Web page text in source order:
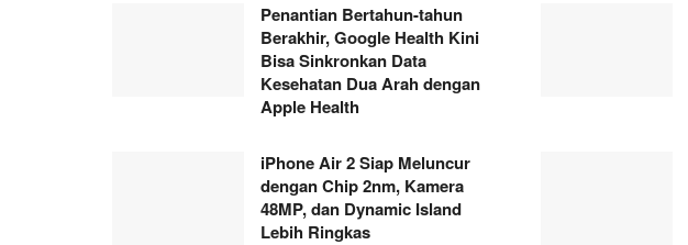
Penantian Bertahun-tahun
Berakhir, Google Health Kini
Bisa Sinkronkan Data
Kesehatan Dua Arah dengan
Apple Health
iPhone Air 2 Siap Meluncur
dengan Chip 2nm, Kamera
48MP, dan Dynamic Island
Lebih Ringkas